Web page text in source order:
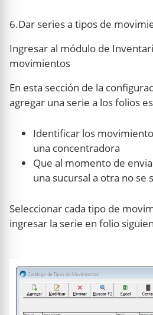
6.Dar series a tipos de
Ingresar al módulo de
movimientos
En esta sección de la
agregar una serie a los folios
Identificar los
una concentradora
Que al momento de
una sucursal a otra no se
Seleccionar cada tipo de
ingresar la serie en folio